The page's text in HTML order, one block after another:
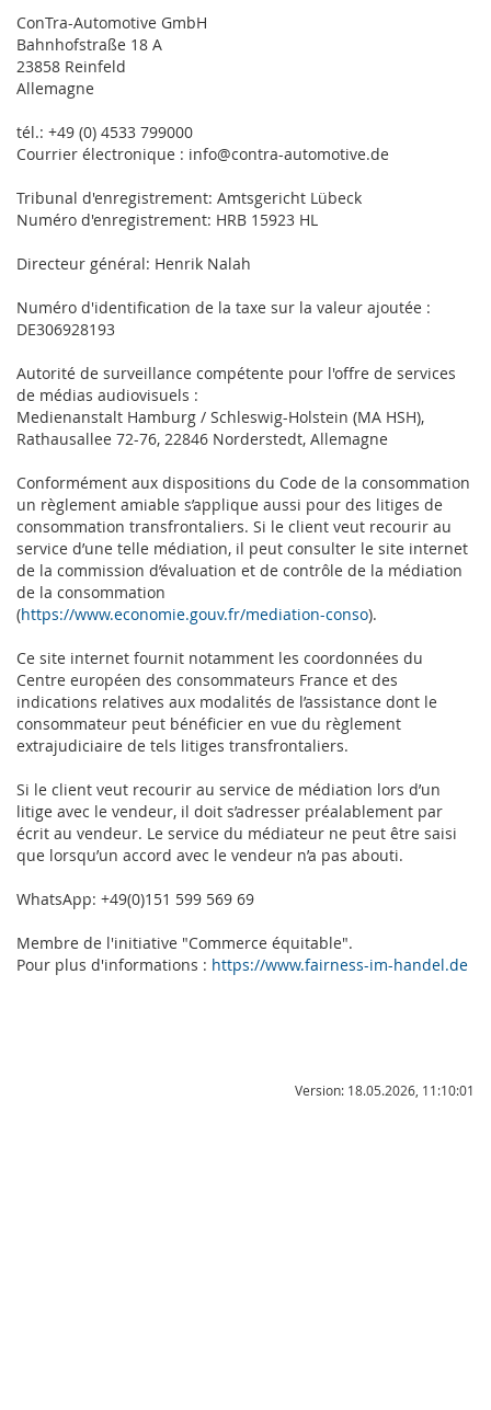
ConTra-Automotive GmbH
Bahnhofstraße 18 A
23858 Reinfeld
Allemagne
tél.: +49 (0) 4533 799000
Courrier électronique : info@contra-automotive.de
Tribunal d'enregistrement: Amtsgericht Lübeck
Numéro d'enregistrement: HRB 15923 HL
Directeur général: Henrik Nalah
Numéro d'identification de la taxe sur la valeur ajoutée :
DE306928193
Autorité de surveillance compétente pour l'offre de services
de médias audiovisuels :
Medienanstalt Hamburg / Schleswig-Holstein (MA HSH),
Rathausallee 72-76, 22846 Norderstedt, Allemagne
Conformément aux dispositions du Code de la consommation
un règlement amiable s’applique aussi pour des litiges de
consommation transfrontaliers. Si le client veut recourir au
service d’une telle médiation, il peut consulter le site internet
de la commission d’évaluation et de contrôle de la médiation
de la consommation
(https://www.economie.gouv.fr/mediation-conso).
Ce site internet fournit notamment les coordonnées du
Centre européen des consommateurs France et des
indications relatives aux modalités de l’assistance dont le
consommateur peut bénéficier en vue du règlement
extrajudiciaire de tels litiges transfrontaliers.
Si le client veut recourir au service de médiation lors d’un
litige avec le vendeur, il doit s’adresser préalablement par
écrit au vendeur. Le service du médiateur ne peut être saisi
que lorsqu’un accord avec le vendeur n’a pas abouti.
WhatsApp: +49(0)151 599 569 69
Membre de l'initiative "Commerce équitable".
Pour plus d'informations : https://www.fairness-im-handel.de
Version: 18.05.2026, 11:10:01